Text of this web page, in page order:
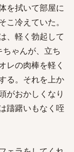
を拭いて部屋に
冷えていた。
、軽く勃起して
ゃんが、立ち
レの肉棒を軽く
る。それを上か
がおかしくなり
躊躇いもなく咥